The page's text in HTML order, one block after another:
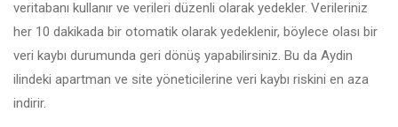
veritabanı kullanır ve verileri düzenli olarak yedekler. Verileriniz
her 10 dakikada bir otomatik olarak yedeklenir, böylece olası bir
veri kaybı durumunda geri dönüş yapabilirsiniz. Bu da Aydin
ilindeki apartman ve site yöneticilerine veri kaybı riskini en aza
indirir.